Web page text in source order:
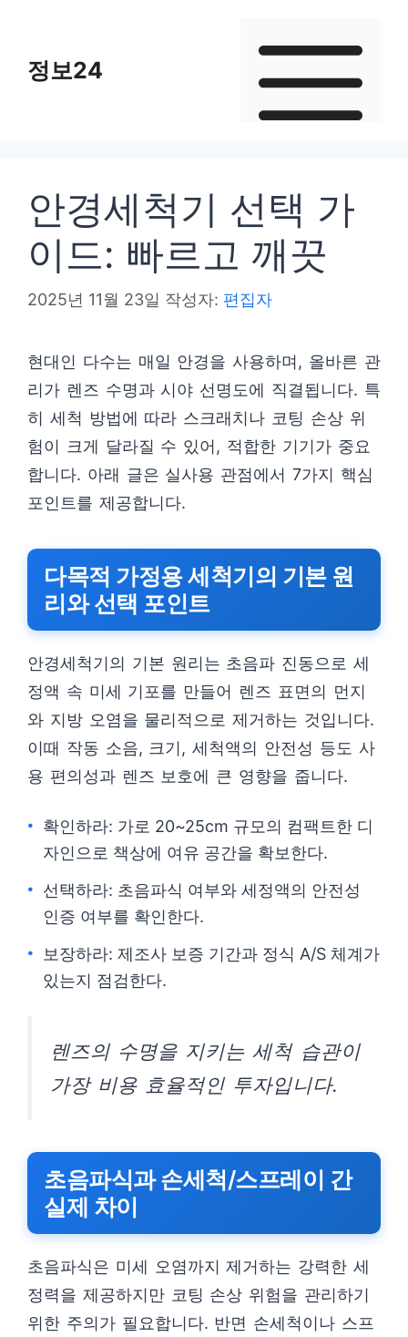
정보24
안경세척기 선택 가
이드: 빠르고 깨끗
2025년 11월 23일 작성자: 편집자
현대인 다수는 매일 안경을 사용하며, 올바른 관
리가 렌즈 수명과 시야 선명도에 직결됩니다. 특
히 세척 방법에 따라 스크래치나 코팅 손상 위
험이 크게 달라질 수 있어, 적합한 기기가 중요
합니다. 아래 글은 실사용 관점에서 7가지 핵심
포인트를 제공합니다.
다목적 가정용 세척기의 기본 원
리와 선택 포인트
안경세척기의 기본 원리는 초음파 진동으로 세
정액 속 미세 기포를 만들어 렌즈 표면의 먼지
와 지방 오염을 물리적으로 제거하는 것입니다.
이때 작동 소음, 크기, 세척액의 안전성 등도 사
용 편의성과 렌즈 보호에 큰 영향을 줍니다.
확인하라: 가로 20~25cm 규모의 컴팩트한 디
자인으로 책상에 여유 공간을 확보한다.
선택하라: 초음파식 여부와 세정액의 안전성
인증 여부를 확인한다.
보장하라: 제조사 보증 기간과 정식 A/S 체계가
있는지 점검한다.
렌즈의 수명을 지키는 세척 습관이
가장 비용 효율적인 투자입니다.
초음파식과 손세척/스프레이 간
실제 차이
초음파식은 미세 오염까지 제거하는 강력한 세
정력을 제공하지만 코팅 손상 위험을 관리하기
위한 주의가 필요합니다. 반면 손세척이나 스프